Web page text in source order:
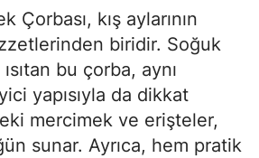
Çorbası, kış aylarının
biridir. Soğuk
bu çorba, aynı
yapısıyla da dikkat
mercimek ve erişteler,
sunar. Ayrıca, hem pratik